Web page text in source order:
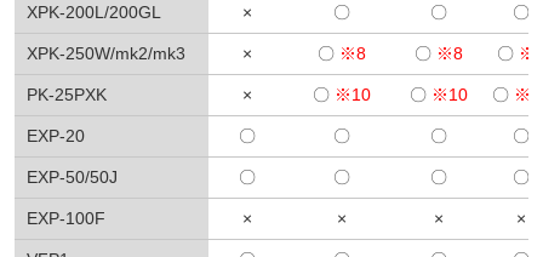
XPK-200L/200GL × 〇 〇 〇
XPK-250W/mk2/mk3 × 〇 ※8 〇 ※8 〇
PK-25PXK × 〇 ※10 〇 ※10 〇
EXP-20 〇 〇 〇 〇
EXP-50/50J 〇 〇 〇 〇
EXP-100F × × × ×